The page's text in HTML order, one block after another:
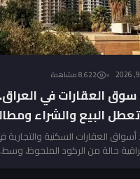
8٬622 مشاهدة
العقارات في
البيع والشراء
العقارات السكنية
حالة من الركود الملحوظ،